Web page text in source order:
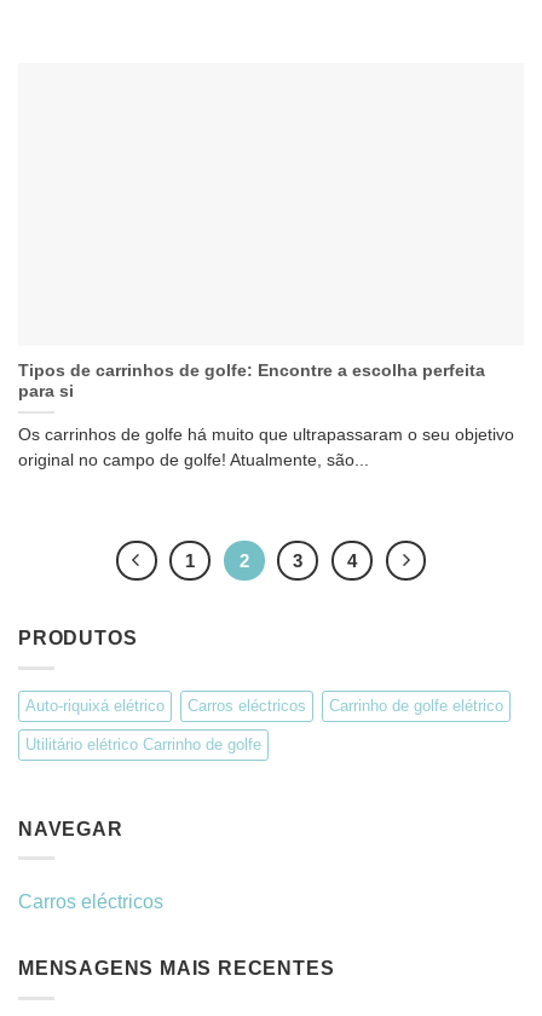
Tipos de carrinhos de golfe: Encontre a escolha perfeita
para si
Os carrinhos de golfe há muito que ultrapassaram o seu objetivo
original no campo de golfe! Atualmente, são...
1 2 3 4
PRODUTOS
Auto-riquixá elétrico Carros eléctricos Carrinho de golfe elétrico
Utilitário elétrico Carrinho de golfe
NAVEGAR
Carros eléctricos
MENSAGENS MAIS RECENTES